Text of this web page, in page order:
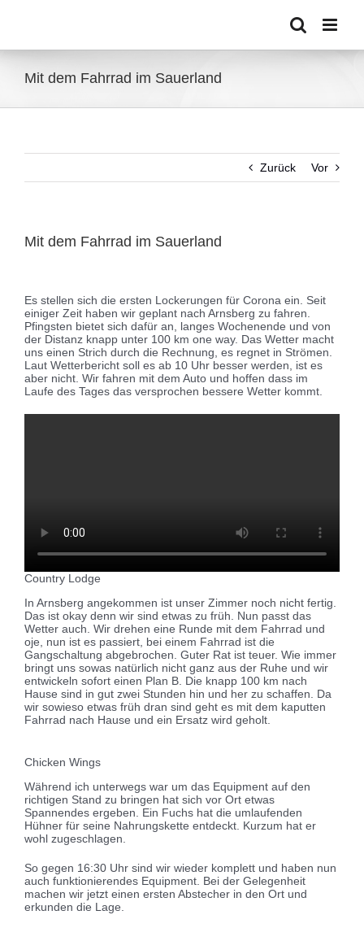
Mit dem Fahrrad im Sauerland
Zurück Vor
Mit dem Fahrrad im Sauerland
Bild
Es stellen sich die ersten Lockerungen für Corona ein. Seit
einiger Zeit haben wir geplant nach Arnsberg zu fahren.
Pfingsten bietet sich dafür an, langes Wochenende und von
der Distanz knapp unter 100 km one way. Das Wetter macht
uns einen Strich durch die Rechnung, es regnet in Strömen.
Laut Wetterbericht soll es ab 10 Uhr besser werden, ist es
aber nicht. Wir fahren mit dem Auto und hoffen dass im
Laufe des Tages das versprochen bessere Wetter kommt.
Country Lodge
In Arnsberg angekommen ist unser Zimmer noch nicht fertig.
Das ist okay denn wir sind etwas zu früh. Nun passt das
Wetter auch. Wir drehen eine Runde mit dem Fahrrad und
oje, nun ist es passiert, bei einem Fahrrad ist die
Gangschaltung abgebrochen. Guter Rat ist teuer. Wie immer
bringt uns sowas natürlich nicht ganz aus der Ruhe und wir
entwickeln sofort einen Plan B. Die knapp 100 km nach
Hause sind in gut zwei Stunden hin und her zu schaffen. Da
wir sowieso etwas früh dran sind geht es mit dem kaputten
Fahrrad nach Hause und ein Ersatz wird geholt.
Chicken Wings
Während ich unterwegs war um das Equipment auf den
richtigen Stand zu bringen hat sich vor Ort etwas
Spannendes ergeben. Ein Fuchs hat die umlaufenden
Hühner für seine Nahrungskette entdeckt. Kurzum hat er
wohl zugeschlagen.
So gegen 16:30 Uhr sind wir wieder komplett und haben nun
auch funktionierendes Equipment. Bei der Gelegenheit
machen wir jetzt einen ersten Abstecher in den Ort und
erkunden die Lage.